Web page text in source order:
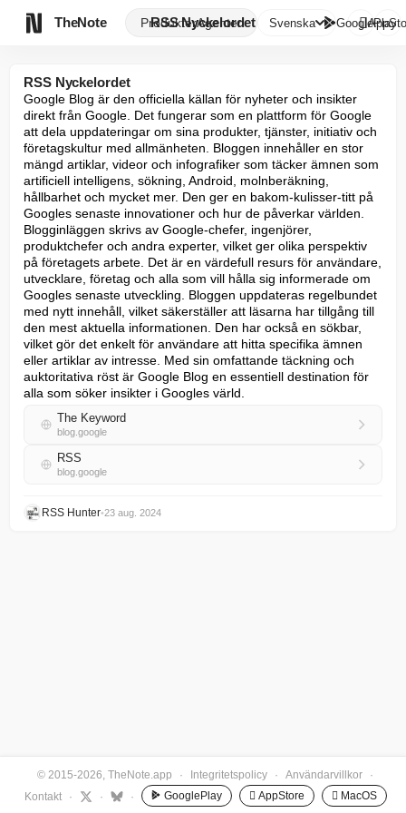
TheNote ProdukterAgenter
RSS Nyckelordet Svenska GooglePlay

RSS Nyckelordet
Google Blog är den officiella källan för nyheter och insikter
direkt från Google. Det fungerar som en plattform för Google
att dela uppdateringar om sina produkter, tjänster, initiativ och
företagskultur med allmänheten. Bloggen innehåller en stor
mängd artiklar, videor och infografiker som täcker ämnen som
artificiell intelligens, sökning, Android, molnberäkning,
hållbarhet och mycket mer. Den ger en bakom-kulisser-titt på
Googles senaste innovationer och hur de påverkar världen.
Blogginläggen skrivs av Google-chefer, ingenjörer,
produktchefer och andra experter, vilket ger olika perspektiv
på företagets arbete. Det är en värdefull resurs för användare,
utvecklare, företag och alla som vill hålla sig informerade om
Googles senaste utveckling. Bloggen uppdateras regelbundet
med nytt innehåll, vilket säkerställer att läsarna har tillgång till
den mest aktuella informationen. Den har också en sökbar,
vilket gör det enkelt för användare att hitta specifika ämnen
eller artiklar av intresse. Med sin omfattande täckning och
auktoritativa röst är Google Blog en essentiell destination för
alla som söker insikter i Googles värld.
The Keyword
blog.google
RSS
blog.google
RSS Hunter•23 aug. 2024
© 2015-2026, TheNote.app · Integritetspolicy · Användarvillkor
·
Kontakt
· · · GooglePlay  AppStore  MacOS